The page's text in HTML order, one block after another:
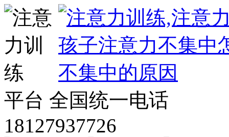
平台 全国统一电话
18127937726